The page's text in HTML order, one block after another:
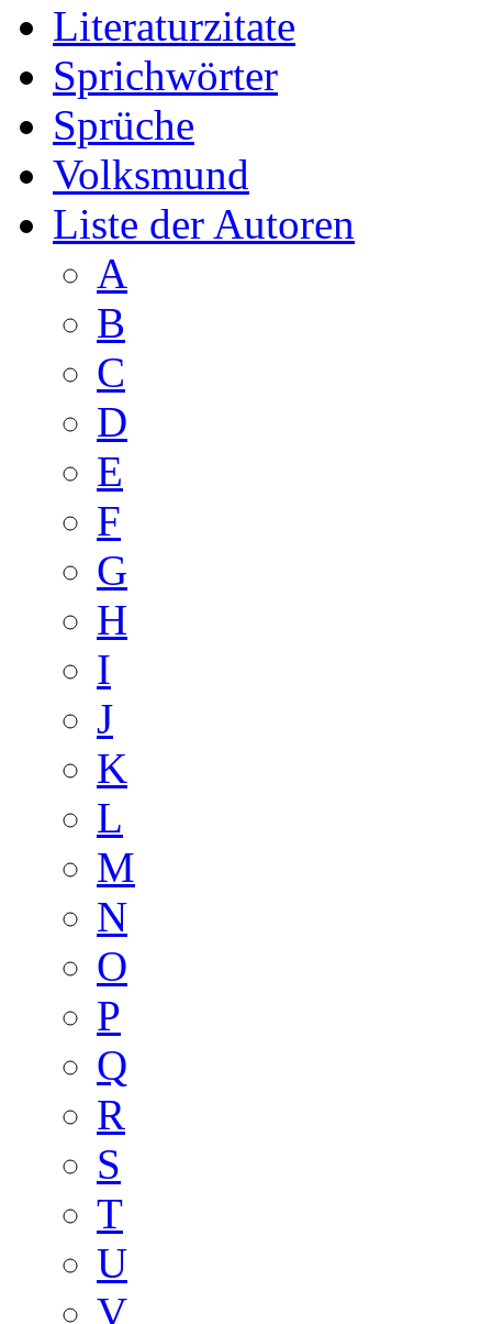
Literaturzitate
Sprichwörter
Sprüche
Volksmund
Liste der Autoren
A
B
C
D
E
F
G
H
I
J
K
L
M
N
O
P
Q
R
S
T
U
V